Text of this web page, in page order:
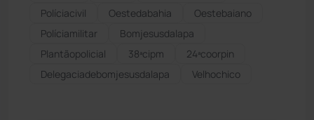
Políciacivil
Oestedabahia
Oestebaiano
Políciamilitar
Bomjesusdalapa
Plantãopolicial
38ªcipm
24ªcoorpin
Delegaciadebomjesusdalapa
Velhochico